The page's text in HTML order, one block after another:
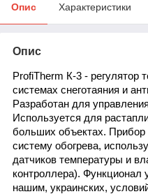
Опис Характеристики
Опис
ProfiTherm К-3 - регулятор
системах снеготаяния и
Разработан для
Используется для
больших объектах.
систему обогрева,
датчиков температуры и
контроллера). Функционал
нашим, украинских,